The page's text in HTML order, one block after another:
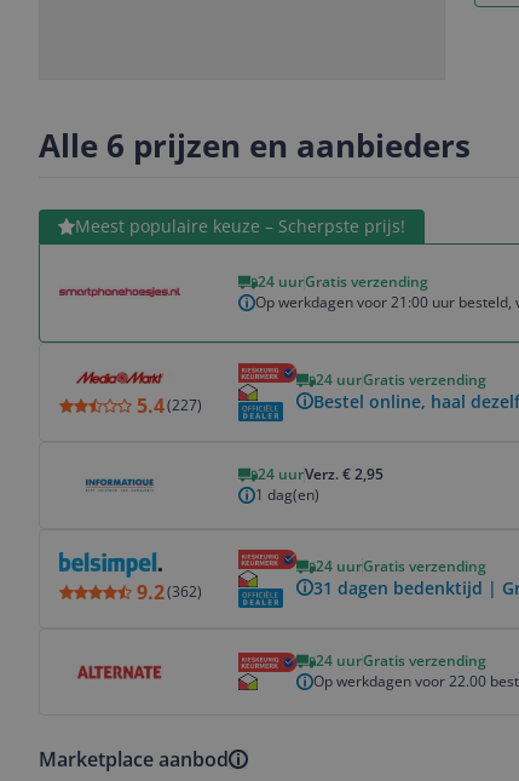
Alle 6 prijzen en aanbieders
Meest populaire keuze – Scherpste prijs!
24 uurGratis verzending
Op werkdagen voor 21:00 uur besteld,
Bekijk product
5.4(227)
24 uurGratis verzending
Bestel online, haal
24 uurVerz. € 2,95
1 dag(en)
9.2(362)
24 uurGratis verzending
31 dagen bedenktijd |
24 uurGratis verzending
Op werkdagen voor 22.00
Marketplace aanbod